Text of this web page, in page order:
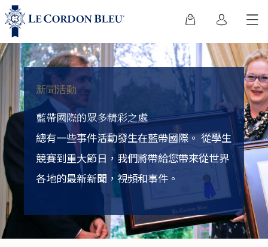
新聞活動
藍帶國際的眾多精彩之處
總有一些事件活動發生在藍帶國際。從學生
競賽到重大節日，我們將帶給您帶來從世界
各地的最新新聞，視頻和事件。